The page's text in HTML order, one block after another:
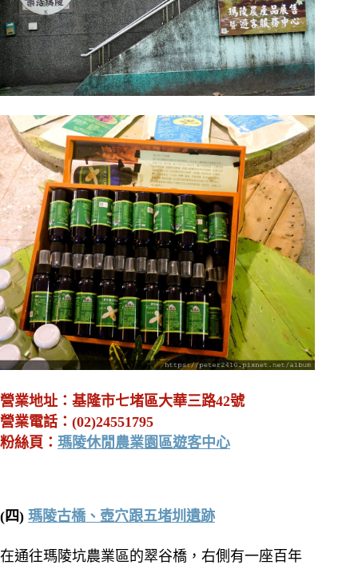
營業地址：基隆市七堵區大華三路42號
營業電話：(02)24551795
粉絲頁： 瑪陵休閒農業園區遊客中心
(四) 瑪陵古橋、壺穴跟五堵圳遺跡
在通往瑪陵坑農業區的翠谷橋，右側有一座百年